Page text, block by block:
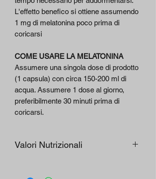
L'effetto benefico si ottiene assumendo
1 mg di melatonina poco prima di
coricarsi
COME USARE LA MELATONINA
Assumere una singola dose di prodotto
(1 capsula) con circa 150-200 ml di
acqua. Assumere 1 dose al giorno,
preferibilmente 30 minuti prima di
coricarsi.
Valori Nutrizionali